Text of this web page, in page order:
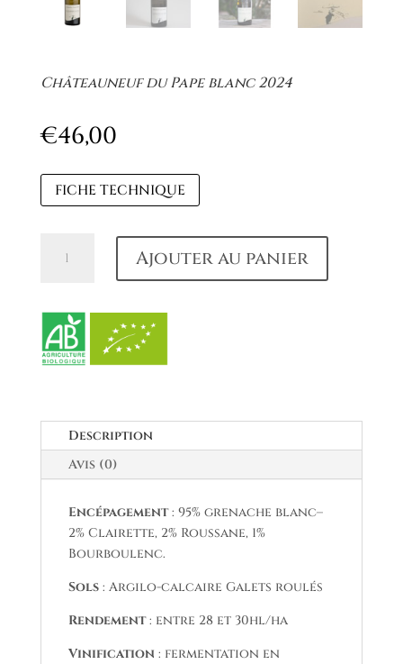
Châteauneuf du Pape blanc 2024
€46,00
FICHE TECHNIQUE
Châteauneuf
Pape
blanc
2024
Ajouter au panier
Description
Avis (0)
Encépagement: 95% grenache blanc–
2% Clairette, 2% Roussane, 1%
Bourboulenc.
Sols: Argilo-calcaire Galets roulés
Rendement: entre 28 et 30hl/ha
Vinification : fermentation en